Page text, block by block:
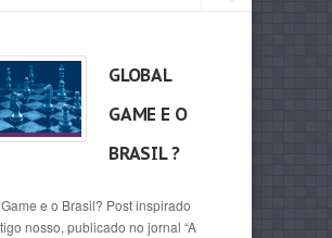
GLOBAL
GAME E O
BRASIL ?
e o Brasil? Post inspirado
nosso, publicado no jornal “A